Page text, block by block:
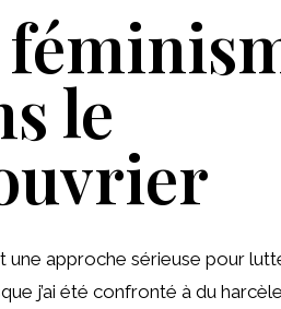
le
approche sérieuse pour
j’ai été confronté à du